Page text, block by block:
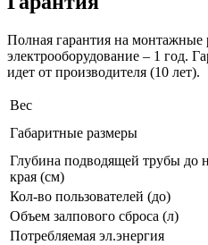
Полная гарантия на монтажные
электрооборудование – 1 год.
идет от производителя (10 лет).
Вес
Габаритные размеры
Глубина подводящей трубы до
края (см)
Кол-во пользователей (до)
Объем залпового сброса (л)
Потребляемая эл.энергия